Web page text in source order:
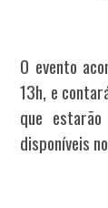
O evento
13h, e
que
disponíveis